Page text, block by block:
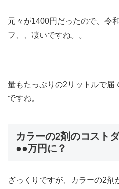
元々が1400円だったので、令
フ、、凄いですね。。
量もたっぷりの2リットルで届
ですね。
カラーの2剤のコスト
●●万円に？
ざっくりですが、カラーの2剤